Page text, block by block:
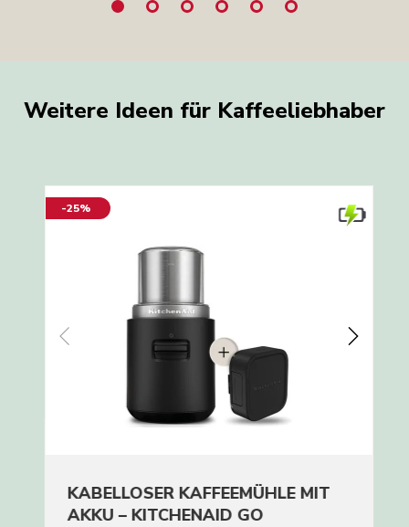
Weitere Ideen für Kaffeeliebhaber
-25%
KABELLOSER KAFFEEMÜHLE MIT
AKKU – KITCHENAID GO